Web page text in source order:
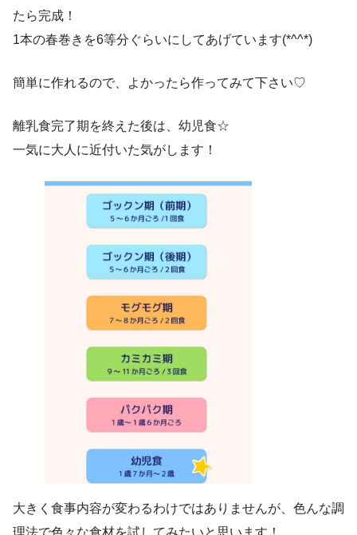
たら完成！
1本の春巻きを6等分ぐらいにしてあげています(*^^*)
簡単に作れるので、よかったら作ってみて下さい♡
離乳食完了期を終えた後は、幼児食☆
一気に大人に近付いた気がします！
大きく食事内容が変わるわけではありませんが、色んな調
理法で色々な食材を試してみたいと思います！